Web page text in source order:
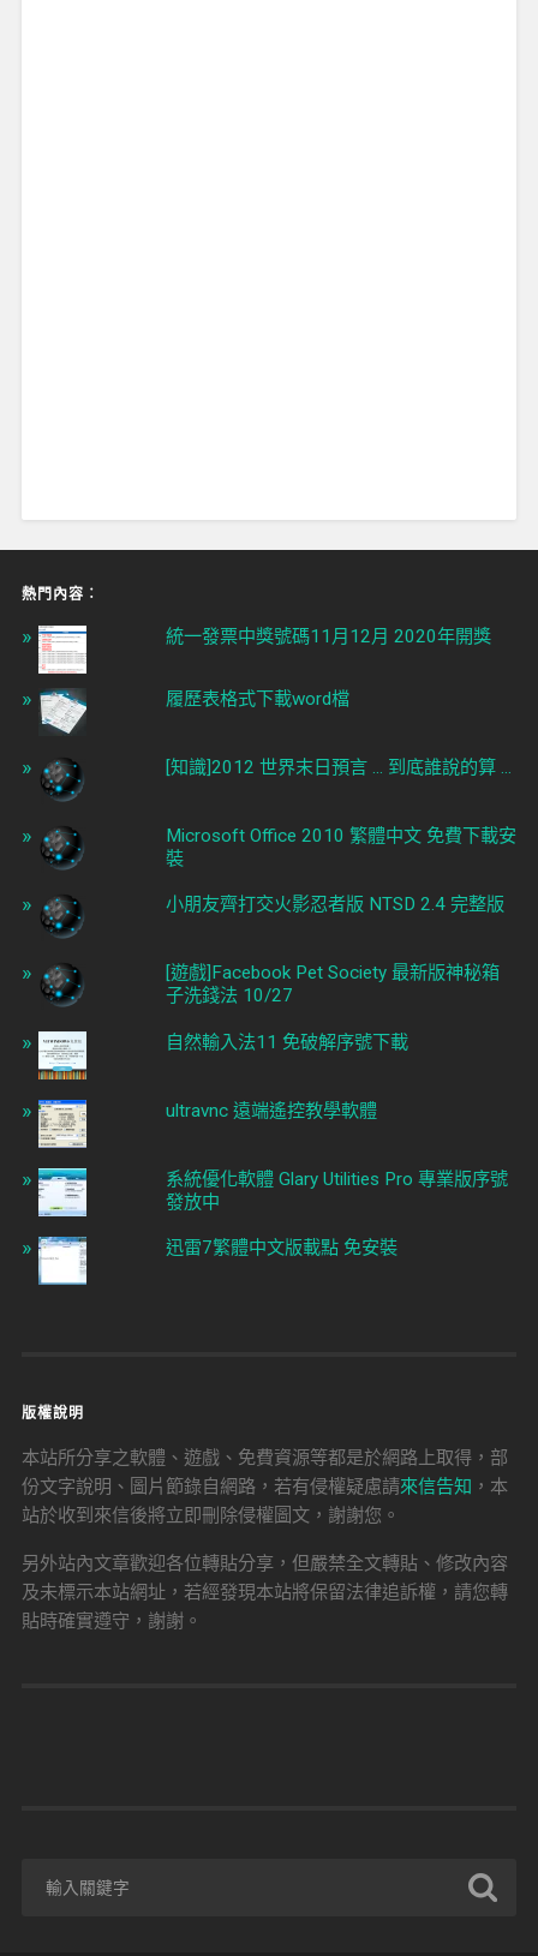
熱門內容︰
統一發票中獎號碼11月12月 2020年開獎
履歷表格式下載word檔
[知識]2012 世界末日預言 ... 到底誰說的算 ...
Microsoft Office 2010 繁體中文 免費下載安
裝
小朋友齊打交火影忍者版 NTSD 2.4 完整版
[遊戲]Facebook Pet Society 最新版神秘箱
子洗錢法 10/27
自然輸入法11 免破解序號下載
ultravnc 遠端遙控教學軟體
系統優化軟體 Glary Utilities Pro 專業版序號
發放中
迅雷7繁體中文版載點 免安裝
版權說明
本站所分享之軟體、遊戲、免費資源等都是於網路上取得，部
份文字說明、圖片節錄自網路，若有侵權疑慮請來信告知 ，本
站於收到來信後將立即刪除侵權圖文，謝謝您。
另外站內文章歡迎各位轉貼分享，但嚴禁全文轉貼、修改內容
及未標示本站網址，若經發現本站將保留法律追訴權，請您轉
貼時確實遵守，謝謝。